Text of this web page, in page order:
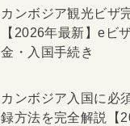
カンボジア観光ビザ
【2026年最新】eビ
金・入国手続き
カンボジア入国に必
録方法を完全解説【